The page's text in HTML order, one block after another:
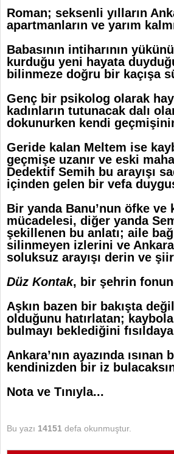
Roman; seksenli yılların
apartmanların ve yarım
Babasının intiharının
kurduğu yeni hayata
bilinmeze doğru bir kaçışa
Genç bir psikolog olarak
kadınların tutunacak dalı
dokunurken kendi
Geride kalan Meltem ise
geçmişe uzanır ve eski
Dedektif Semih bu arayışı
içinden gelen bir vefa
Bir yanda Banu’nun öfke ve
mücadelesi, diğer yanda
şekillenen bu anlatı; aile
silinmeyen izlerini ve
soluksuz arayışı derin ve
Düz Kontak, bir şehrin
Aşkın bazen bir bakışta
olduğunu hatırlatan;
bulmayı beklediğini
Ankara’nın ayazında
kendinizden bir iz
Nota ve Tınıyla...
Bu yazı 14151 defa okunmuştur.